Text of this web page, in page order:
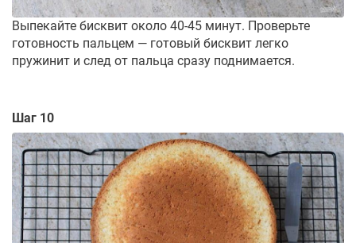
Выпекайте бисквит около 40-45 минут. Проверьте
готовность пальцем — готовый бисквит легко
пружинит и след от пальца сразу поднимается.
Шаг 10